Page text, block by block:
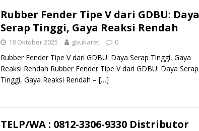
Rubber Fender Tipe V dari GDBU: Daya
Serap Tinggi, Gaya Reaksi Rendah
18 Oktober 2025 gbukaret 0
Rubber Fender Tipe V dari GDBU: Daya Serap Tinggi, Gaya
Reaksi Rendah Rubber Fender Tipe V dari GDBU: Daya Serap
Tinggi, Gaya Reaksi Rendah – […]
TELP/WA : 0812-3306-9330 Distributor